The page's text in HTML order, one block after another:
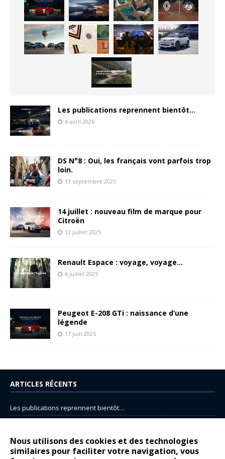
Nous utilisons des cookies et des technologies
similaires pour faciliter votre navigation, vous
Les publications reprennent bientôt…
4 avril 2026
DS N°8 : Oui, les français vont parfois trop
loin.
13 septembre 2025
14 juillet : nouveau film de marque pour
Citroën
12 juillet 2025
Renault Espace : voyage, voyage…
6 juillet 2025
Peugeot E-208 GTi : naissance d’une
légende
17 juin 2025
ARTICLES RÉCENTS
Les publications reprennent bientôt…
14 juillet : nouveau film de marque pour Citroën
Renault Espace : voyage, voyage…